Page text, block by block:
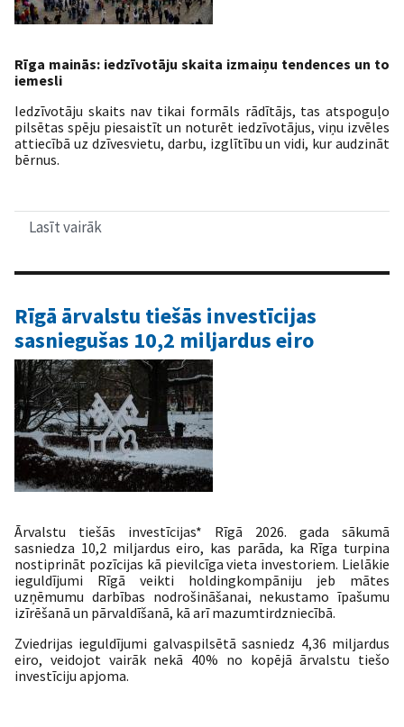
Rīga mainās: iedzīvotāju skaita izmaiņu tendences un to
iemesli
Iedzīvotāju skaits nav tikai formāls rādītājs, tas atspoguļo
pilsētas spēju piesaistīt un noturēt iedzīvotājus, viņu izvēles
attiecībā uz dzīvesvietu, darbu, izglītību un vidi, kur audzināt
bērnus.
Lasīt vairāk
iedzīvotāju
izmaiņu
tendences
un
to
iemesli
Rīgā ārvalstu tiešās investīcijas
sasniegušas 10,2 miljardus eiro
Ārvalstu tiešās investīcijas* Rīgā 2026. gada sākumā
sasniedza 10,2 miljardus eiro, kas parāda, ka Rīga turpina
nostiprināt pozīcijas kā pievilcīga vieta investoriem. Lielākie
ieguldījumi Rīgā veikti holdingkompāniju jeb mātes
uzņēmumu darbības nodrošināšanai, nekustamo īpašumu
izīrēšanā un pārvaldīšanā, kā arī mazumtirdzniecībā.
Zviedrijas ieguldījumi galvaspilsētā sasniedz 4,36 miljardus
eiro, veidojot vairāk nekā 40% no kopējā ārvalstu tiešo
investīciju apjoma.